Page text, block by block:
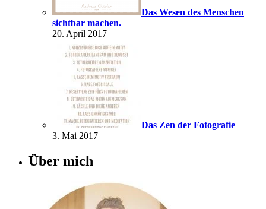
Das Wesen des Menschen
sichtbar machen.
20. April 2017
Das Zen der Fotografie
3. Mai 2017
Über mich